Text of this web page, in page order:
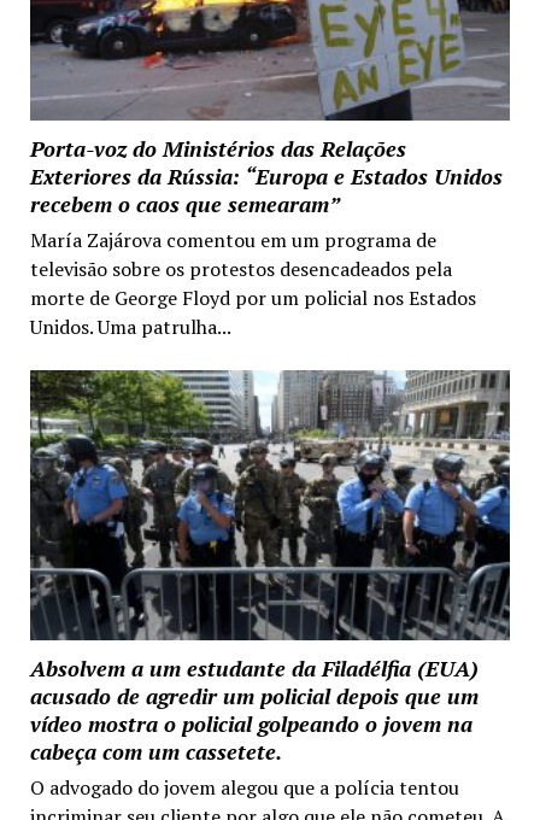
Porta-voz do Ministérios das Relações
Exteriores da Rússia: “Europa e Estados Unidos
recebem o caos que semearam”
María Zajárova comentou em um programa de
televisão sobre os protestos desencadeados pela
morte de George Floyd por um policial nos Estados
Unidos. Uma patrulha...
Absolvem a um estudante da Filadélfia (EUA)
acusado de agredir um policial depois que um
vídeo mostra o policial golpeando o jovem na
cabeça com um cassetete.
O advogado do jovem alegou que a polícia tentou